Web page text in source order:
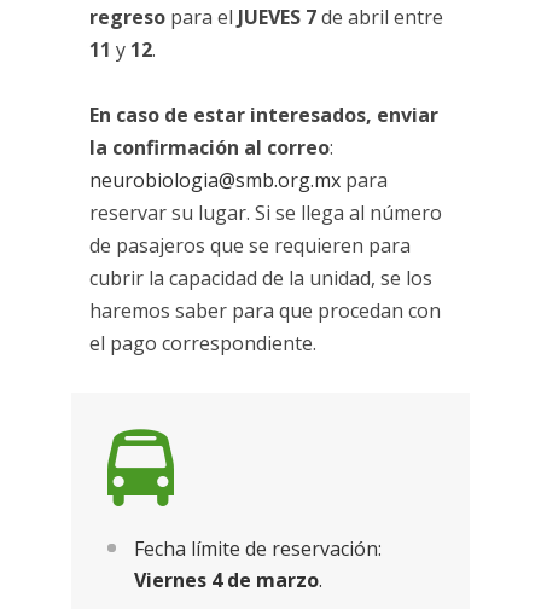
regreso para el JUEVES 7de abril entre
11 y 12.
En caso de estar interesados, enviar
la confirmación al correo:
neurobiologia@smb.org.mx para
reservar su lugar. Si se llega al número
de pasajeros que se requieren para
cubrir la capacidad de la unidad, se los
haremos saber para que procedan con
el pago correspondiente.
Fecha límite de reservación:
Viernes 4 de marzo.